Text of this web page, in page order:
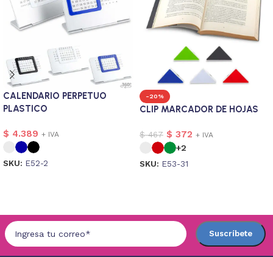
CALENDARIO PERPETUO
PLASTICO
$ 4.389 + IVA
SKU: E52-2
-20%
CLIP MARCADOR DE HOJAS
$467 $ 372 + IVA
+2
SKU: E53-31